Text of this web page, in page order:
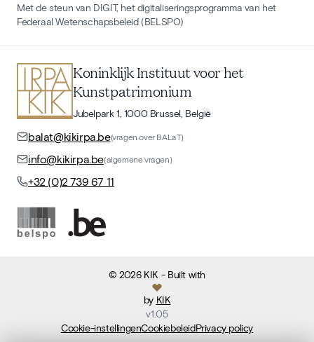
Met de steun van DIGIT, het digitaliseringsprogramma van het
Federaal Wetenschapsbeleid (BELSPO)
Koninklijk Instituut voor het
Kunstpatrimonium
Jubelpark 1, 1000 Brussel, België
balat@kikirpa.be(vragen over BALaT)
info@kikirpa.be(algemene vragen)
+32 (0)2 739 67 11
©2026 KIK - Built with
by KIK
v1.05
Cookie-instellingenCookiebeleidPrivacy policy